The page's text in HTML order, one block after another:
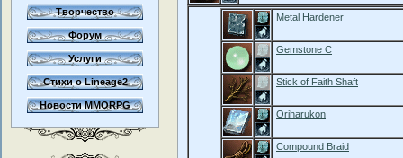
Творчество
Форум
Услуги
Стихи о Lineage2
Новости MMORPG
Metal Hardener
Gemstone C
Stick of Faith Shaft
Oriharukon
Compound Braid